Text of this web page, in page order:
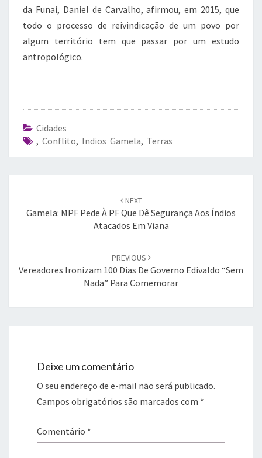
da Funai, Daniel de Carvalho, afirmou, em 2015, que
todo o processo de reivindicação de um povo por
algum território tem que passar por um estudo
antropológico.
Cidades
, Conflito, Indios Gamela, Terras
NEXT
Gamela: MPF Pede À PF Que Dê Segurança Aos Índios
Atacados Em Viana
PREVIOUS
Vereadores Ironizam 100 Dias De Governo Edivaldo “sem
Nada” Para Comemorar
Deixe um comentário
O seu endereço de e-mail não será publicado.
Campos obrigatórios são marcados com *
Comentário *